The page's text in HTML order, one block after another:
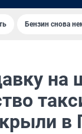
Бензин снова
на
в